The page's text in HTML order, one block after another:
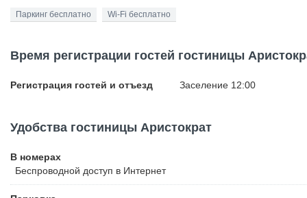
Паркинг бесплатно Wi-Fi бесплатно
Время регистрации гостей гостиницы
Регистрация гостей и отъезд Заселение 12:00
Удобства гостиницы Аристократ
В номерах
Беспроводной доступ в Интернет